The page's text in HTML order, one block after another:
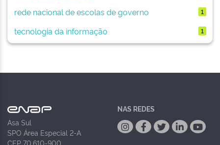
rede nacional de escolas de governo 1
tecnologia da informação 1
Asa Sul
SPO Área Especial 2-A
CEP 70.610-900
NAS REDES